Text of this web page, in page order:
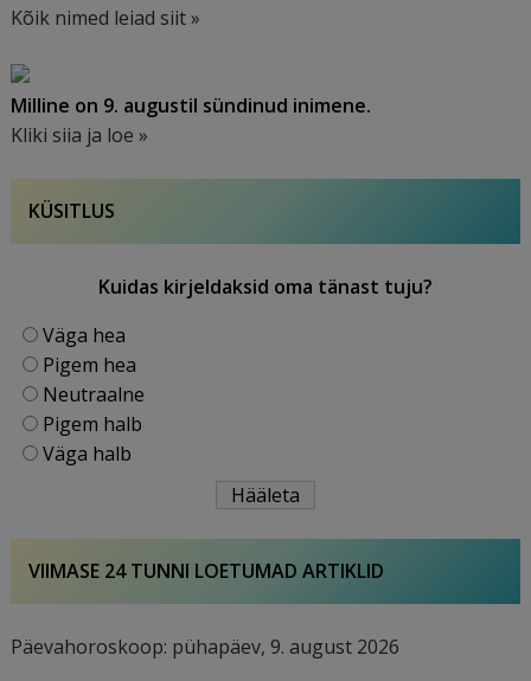
Kõik nimed leiad siit »
Milline on 9. augustil sündinud inimene.
Kliki siia ja loe »
KÜSITLUS
Kuidas kirjeldaksid oma tänast tuju?
Väga hea
Pigem hea
Neutraalne
Pigem halb
Väga halb
VIIMASE 24 TUNNI LOETUMAD ARTIKLID
Päevahoroskoop: pühapäev, 9. august 2026